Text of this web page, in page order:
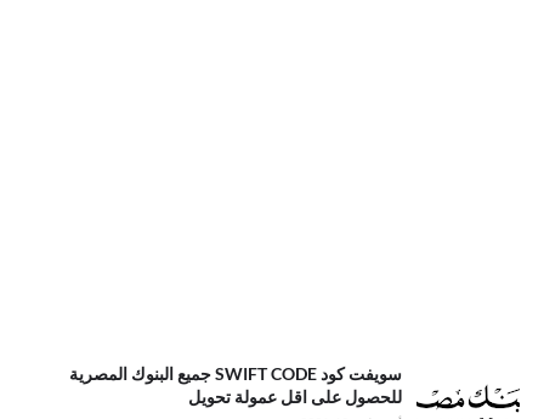
سويفت كود SWIFT CODE جميع البنوك المصرية
للحصول على اقل عمولة تحويل